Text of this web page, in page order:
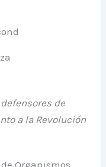
de
a la Revolución
Organismos